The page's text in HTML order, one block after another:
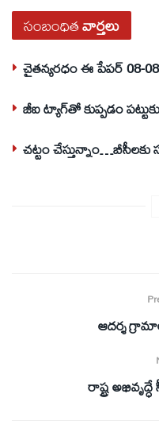
సంబంధితవార్తలు
చైతన్యరధం ఈ పేపర్ 08-
జీఐ ట్యాగ్‌తో కుప్పడం
చట్టం చేస్తున్నాం…బీసీలకు
ఆదర్శ
రాష్ట్ర